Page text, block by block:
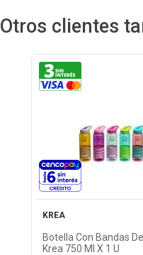
Otros clientes
Ver
KREA
Botella Con Bandas
Krea 750 Ml X 1 U